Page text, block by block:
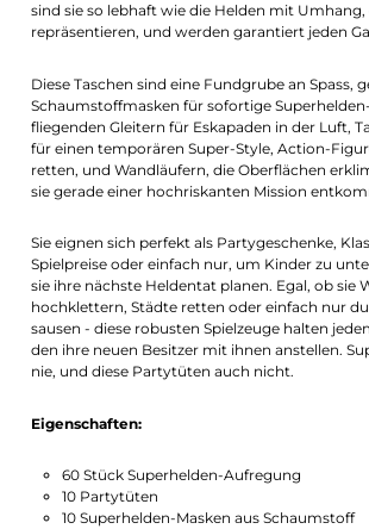
sind sie so lebhaft wie die Helden mit Umhang,
repräsentieren, und werden garantiert jeden
Diese Taschen sind eine Fundgrube an Spass,
Schaumstoffmasken für sofortige
fliegenden Gleitern für Eskapaden in der Luft,
für einen temporären Super-Style, Action-
retten, und Wandläufern, die Oberflächen
sie gerade einer hochriskanten Mission
Sie eignen sich perfekt als Partygeschenke,
Spielpreise oder einfach nur, um Kinder zu
sie ihre nächste Heldentat planen. Egal, ob sie
hochklettern, Städte retten oder einfach nur
sausen - diese robusten Spielzeuge halten
den ihre neuen Besitzer mit ihnen anstellen.
nie, und diese Partytüten auch nicht.
Eigenschaften:
60 Stück Superhelden-Aufregung
10 Partytüten
10 Superhelden-Masken aus Schaumstoff